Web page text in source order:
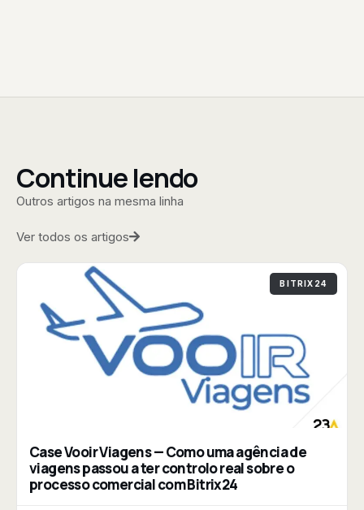
Continue lendo
Outros artigos na mesma linha
Ver todos os artigos
BITRIX24
Case Vooir Viagens — Como uma agência de
viagens passou a ter controlo real sobre o
processo comercial com Bitrix24